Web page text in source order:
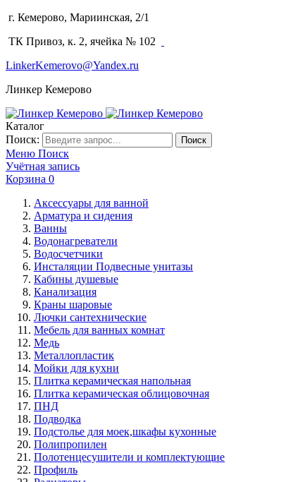
г. Кемерово, Мариинская, 2/1
ТК Привоз, к. 2, ячейка № 102
LinkerKemerovo@Yandex.ru
Линкер Кемерово
Каталог
Поиск:
Поиск
Меню Поиск
Учётная запись
Корзина 0
Аксессуары для ванной
Арматура и сидения
Ванны
Водонагреватели
Водосчетчики
Инсталяции Подвесные унитазы
Кабины душевые
Канализация
Краны шаровые
Лючки сантехнические
Мебель для ванных комнат
Медь
Металлопластик
Мойки для кухни
Плитка керамическая напольная
Плитка керамическая облицовочная
ПНД
Подводка
Подстолье для моек,шкафы кухонные
Полипропилен
Полотенцесушители и комплектующие
Профиль